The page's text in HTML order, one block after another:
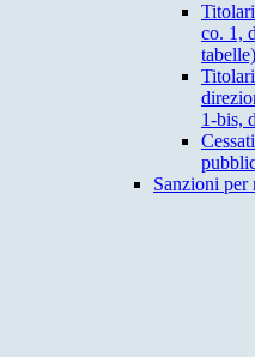
co. 1,
tabelle)
1-bis,
Sanzioni per